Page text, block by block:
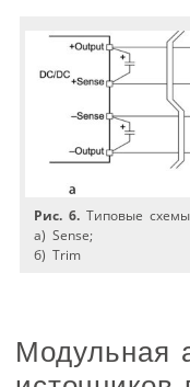
Рис. 6. Типовые
а) Sense;
б) Trim
Модульная